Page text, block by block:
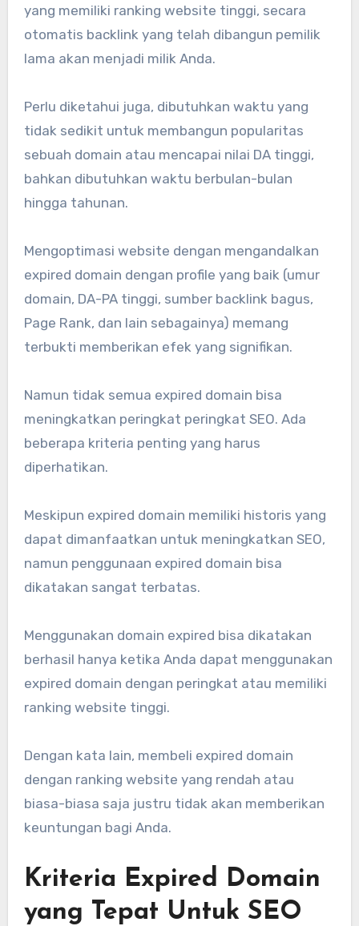
yang memiliki ranking website tinggi, secara
otomatis backlink yang telah dibangun pemilik
lama akan menjadi milik Anda.
Perlu diketahui juga, dibutuhkan waktu yang
tidak sedikit untuk membangun popularitas
sebuah domain atau mencapai nilai DA tinggi,
bahkan dibutuhkan waktu berbulan-bulan
hingga tahunan.
Mengoptimasi website dengan mengandalkan
expired domain dengan profile yang baik (umur
domain, DA-PA tinggi, sumber backlink bagus,
Page Rank, dan lain sebagainya) memang
terbukti memberikan efek yang signifikan.
Namun tidak semua expired domain bisa
meningkatkan peringkat peringkat SEO. Ada
beberapa kriteria penting yang harus
diperhatikan.
Meskipun expired domain memiliki historis yang
dapat dimanfaatkan untuk meningkatkan SEO,
namun penggunaan expired domain bisa
dikatakan sangat terbatas.
Menggunakan domain expired bisa dikatakan
berhasil hanya ketika Anda dapat menggunakan
expired domain dengan peringkat atau memiliki
ranking website tinggi.
Dengan kata lain, membeli expired domain
dengan ranking website yang rendah atau
biasa-biasa saja justru tidak akan memberikan
keuntungan bagi Anda.
Kriteria Expired Domain
yang Tepat Untuk SEO